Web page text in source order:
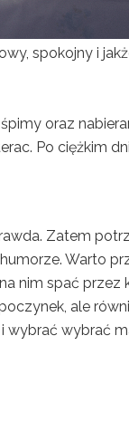
spokojny i
oraz
Po ciężkim
Zatem
Warto
nim spać przez
ale
wybrać wybrać